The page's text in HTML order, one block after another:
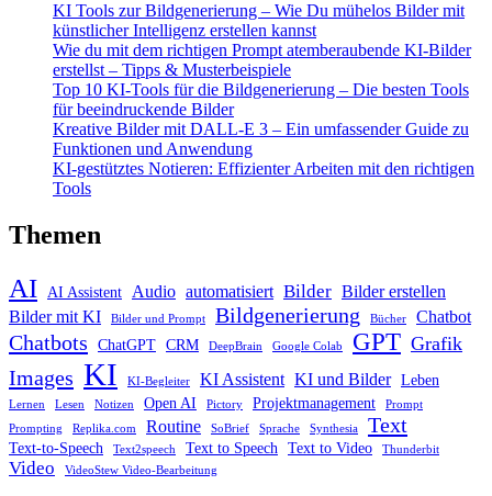
KI Tools zur Bildgenerierung – Wie Du mühelos Bilder mit
künstlicher Intelligenz erstellen kannst
Wie du mit dem richtigen Prompt atemberaubende KI-Bilder
erstellst – Tipps & Musterbeispiele
Top 10 KI-Tools für die Bildgenerierung – Die besten Tools
für beeindruckende Bilder
Kreative Bilder mit DALL-E 3 – Ein umfassender Guide zu
Funktionen und Anwendung
KI-gestütztes Notieren: Effizienter Arbeiten mit den richtigen
Tools
Themen
AI AI Assistent Audio automatisiert Bilder Bilder erstellen
Bilder mit KI
Bilder und Prompt Bildgenerierung Bücher Chatbot
Chatbots ChatGPT CRM DeepBrain Google Colab GPT Grafik
Images KI KI-Begleiter KI Assistent KI und Bilder Leben
Lernen Lesen Notizen Open AI Pictory Projektmanagement
Prompt
Prompting
Replika.com Routine SoBrief Sprache Synthesia Text
Text-to-Speech Text2speech Text to Speech Text to Video Thunderbit
Video VideoStew Video-Bearbeitung